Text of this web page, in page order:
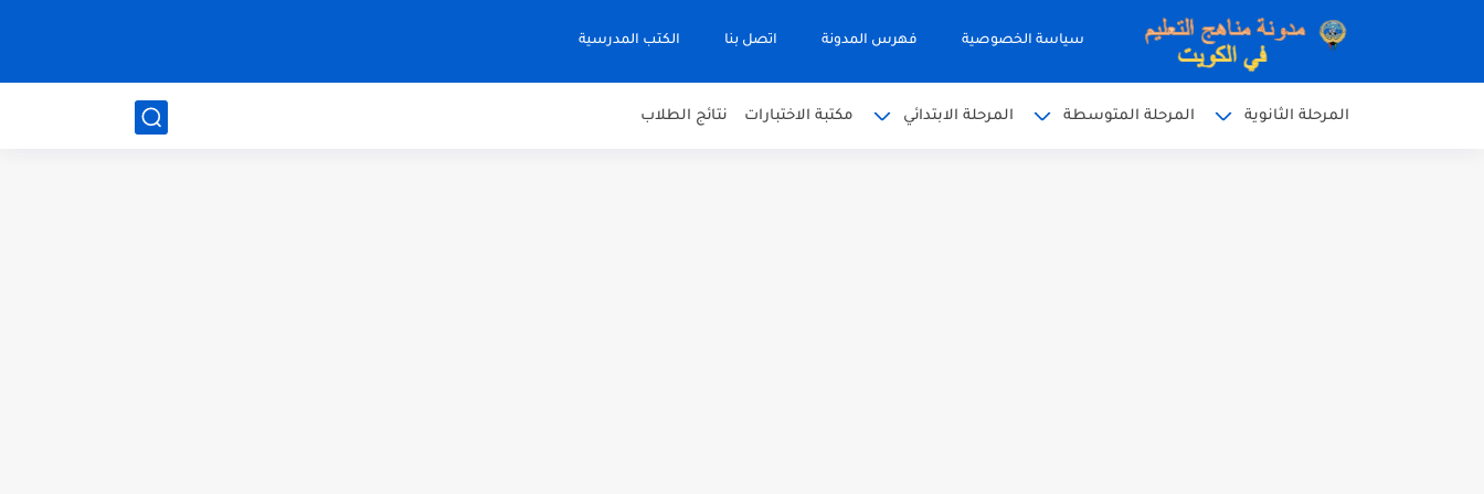
سياسة الخصوصية فهرس المدونة اتصل بنا الكتب المدرسية
المرحلة الثانوية المرحلة المتوسطة المرحلة الابتدائي مكتبة الاختبارات نتائج الطلاب